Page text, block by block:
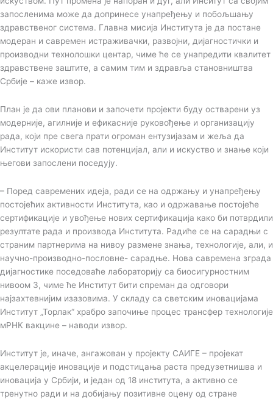
запосленима може да допринесе унапређењу и побољшању
здравственог система. Главна мисија Института је да постане
модеран и савремен истраживачки, развојни, дијагностички и
производни технолошки центар, чиме ће се унапредити квалитет
здравствене заштите, а самим тим и здравља становништва
Србије – каже извор.
План је да ови планови и започети пројекти буду остварени уз
модерније, агилније и ефикасније руковођење и организацију
рада, који пре свега прати огроман ентузијазам и жеља да
Институт искористи сав потенцијал, али и искуство и знање који
његови запослени поседују.
– Поред савремених идеја, ради се на одржању и унапређењу
постојећих активности Института, као и одржавање постојеће
сертификације и увођење нових сертификација како би потврдили
резултате рада и производа Института. Радиће се на сарадњи с
страним партнерима на нивоу размене знања, технологије, али, и
научно-производно-пословне- сарадње. Нова савремена зграда
дијагностике поседоваће лабораторију са биосигурностним
нивоом 3, чиме ће Институт бити спреман да одговори
најзахтевнијим изазовима. У складу са светским иновацијама
Институт „Торлак“ храбро започиње процес трансфер технологије
мРНК вакцине – наводи извор.
Институт је, иначе, ангажован у пројекту САИГЕ – пројекат
акцелерације иновације и подстицања раста предузетнишва и
иновација у Србији, и један од 18 института, а активно се
тренутно ради и на добијању позитивне оцену од стране